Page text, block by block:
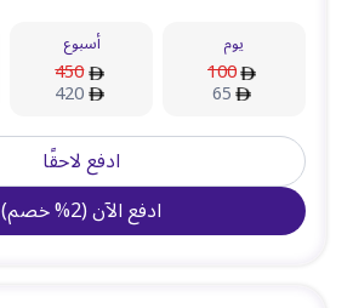
يوم
100
65
أسبوع
450
420
ادفع لاحقًا
ادفع الآن(
2
%خصم)